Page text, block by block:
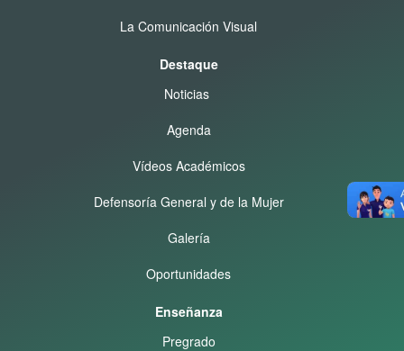
La Comunicación Visual
Destaque
Noticias
Agenda
Vídeos Académicos
Defensoría General y de la Mujer
Galería
Oportunidades
Enseñanza
Pregrado